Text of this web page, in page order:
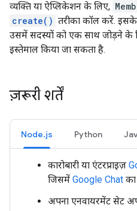
व्यक्ति या ऐप्लिकेशन के लिए,
create() तरीका कॉल करें.
उसमें सदस्यों को एक साथ जोड़ने के
इस्तेमाल किया जा सकता है.
ज़रूरी शर्तें
Node.js Python
कारोबारी या एंटरप्राइज़
जिसमें Google Chat
अपना एनवायरमेंट सेट